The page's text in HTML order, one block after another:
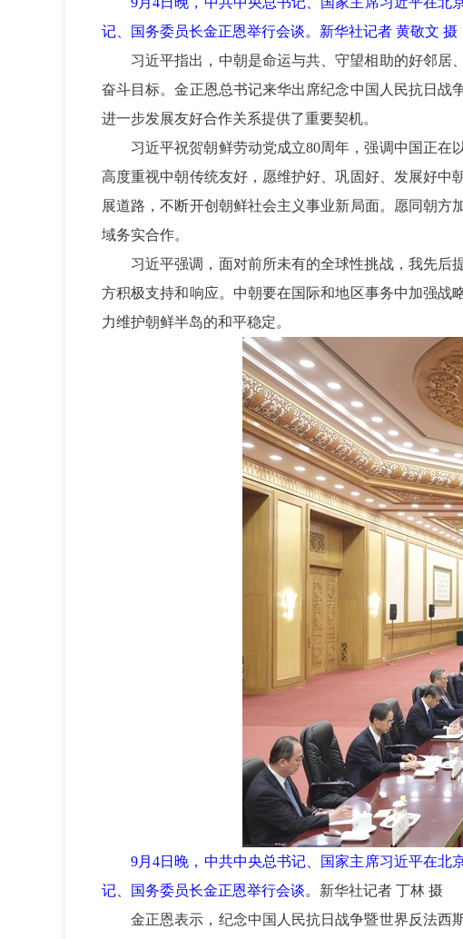
记、国务委员长金正恩举行会谈。新华社记者 黄敬文 摄
习近平指出，中朝是命运与共、守望相助的好邻居
奋斗目标。金正恩总书记来华出席纪念中国人民抗日战
进一步发展友好合作关系提供了重要契机。
习近平祝贺朝鲜劳动党成立80周年，强调中国正
高度重视中朝传统友好，愿维护好、巩固好、发展好
展道路，不断开创朝鲜社会主义事业新局面。愿同朝
域务实合作。
习近平强调，面对前所未有的全球性挑战，我先后
方积极支持和响应。中朝要在国际和地区事务中加强战
力维护朝鲜半岛的和平稳定。
9月4日晚，中共中央总书记、国家主席习近平在北
记、国务委员长金正恩举行会谈。 新华社记者 丁林 摄
金正恩表示，纪念中国人民抗日战争暨世界反法西